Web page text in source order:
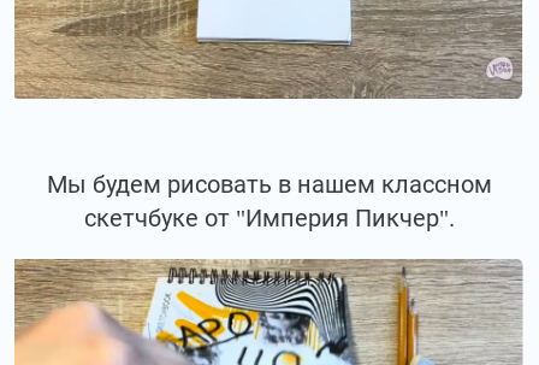
Мы будем рисовать в нашем классном
скетчбуке от "Империя Пикчер".